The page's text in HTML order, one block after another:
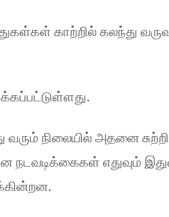
காற்றில் கலந்து
வரும் நிலையில் அதனை
நடவடிக்கைகள் எதுவும்